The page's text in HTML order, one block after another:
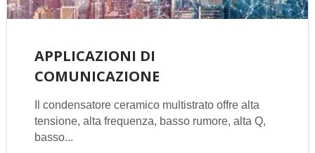
APPLICAZIONI DI
COMUNICAZIONE
Il condensatore ceramico multistrato offre alta
tensione, alta frequenza, basso rumore, alta Q,
basso...